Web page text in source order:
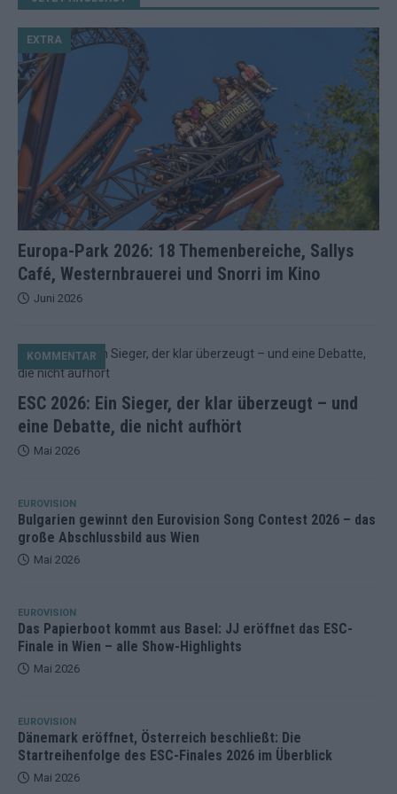
Europa-Park 2026: 18 Themenbereiche, Sallys
Café, Westernbrauerei und Snorri im Kino
EXTRA
Juni 2026
ESC 2026: Ein Sieger, der klar überzeugt – und
eine Debatte, die nicht aufhört
KOMMENTAR
Mai 2026
EUROVISION
Bulgarien gewinnt den Eurovision Song Contest 2026 – das
große Abschlussbild aus Wien
Mai 2026
EUROVISION
Das Papierboot kommt aus Basel: JJ eröffnet das ESC-
Finale in Wien – alle Show-Highlights
Mai 2026
EUROVISION
Dänemark eröffnet, Österreich beschließt: Die
Startreihenfolge des ESC-Finales 2026 im Überblick
Mai 2026